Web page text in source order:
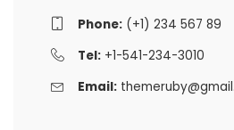
Phone:(+1) 234 567 89
Tel:+1-541-234-3010
Email: